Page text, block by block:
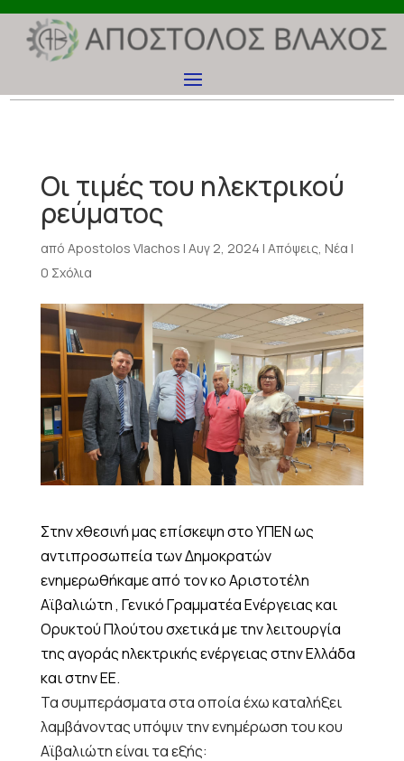
Οι τιμές του ηλεκτρικού
ρεύματος
από Apostolos Vlachos | Αυγ 2, 2024 | Απόψεις, Νέα |
0 Σχόλια
Στην χθεσινή μας επίσκεψη στο ΥΠΕΝ ως
αντιπροσωπεία των Δημοκρατών
ενημερωθήκαμε από τον κο Αριστοτέλη
Αϊβαλιώτη , Γενικό Γραμματέα Ενέργειας και
Ορυκτού Πλούτου σχετικά με την λειτουργία
της αγοράς ηλεκτρικής ενέργειας στην Ελλάδα
και στην ΕΕ.
Τα συμπεράσματα στα οποία έχω καταλήξει
λαμβάνοντας υπόψιν την ενημέρωση του κου
Αϊβαλιώτη είναι τα εξής: